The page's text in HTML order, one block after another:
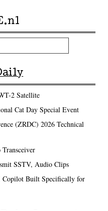
2 Satellite
Cat Day Special Event
(ZRDC) 2026 Technical
SSTV, Audio Clips
Copilot Built Specifically for